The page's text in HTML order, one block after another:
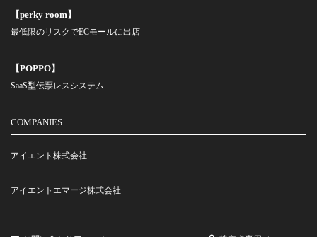
【perky room】
最低限のリスクでECモールに出店
【POPPO】
SaaS型伝票レスシステム
COMPANIES
アイエント株式会社
アイエントエマージ株式会社